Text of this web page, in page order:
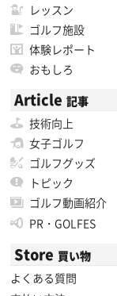
レッスン
ゴルフ施設
体験レポート
おもしろ
Article 記事
技術向上
女子ゴルフ
ゴルフグッズ
トピック
ゴルフ動画紹介
PR・GOLFES
Store 買い物
よくある質問